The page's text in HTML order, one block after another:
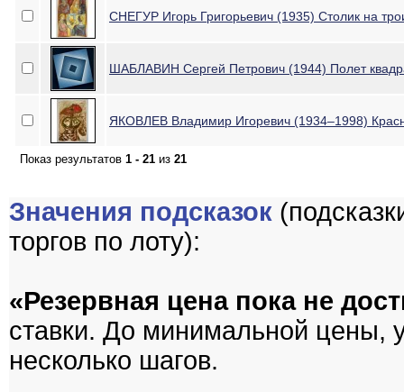
СНЕГУР Игорь Григорьевич (1935) Столик на
ШАБЛАВИН Сергей Петрович (1944) Полет
ЯКОВЛЕВ Владимир Игоревич (1934–1998)
Показ результатов 1 - 21 из 21
Значения подсказок
торгов по лоту):
«Резервная цена пока не
ставки. До минимальной цены,
несколько шагов.